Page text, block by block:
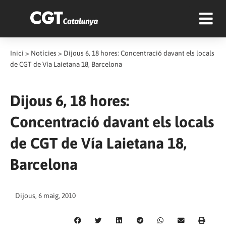
Inici > Notícies > Dijous 6, 18 hores: Concentració davant els locals
de CGT de Vía Laietana 18, Barcelona
Dijous 6, 18 hores:
Concentració davant els locals
de CGT de Vía Laietana 18,
Barcelona
Dijous, 6 maig, 2010